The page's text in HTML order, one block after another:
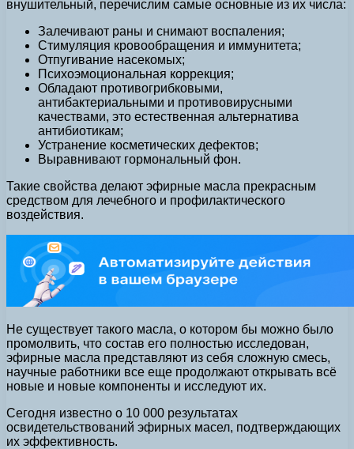
внушительный, перечислим самые основные из их числа:
Залечивают раны и снимают воспаления;
Стимуляция кровообращения и иммунитета;
Отпугивание насекомых;
Психоэмоциональная коррекция;
Обладают противогрибковыми,
антибактериальными и противовирусными
качествами, это естественная альтернатива
антибиотикам;
Устранение косметических дефектов;
Выравнивают гормональный фон.
Такие свойства делают эфирные масла прекрасным
средством для лечебного и профилактического
воздействия.
Не существует такого масла, о котором бы можно было
промолвить, что состав его полностью исследован,
эфирные масла представляют из себя сложную смесь,
научные работники все еще продолжают открывать всё
новые и новые компоненты и исследуют их.
Сегодня известно о 10 000 результатах
освидетельствований эфирных масел, подтверждающих
их эффективность.